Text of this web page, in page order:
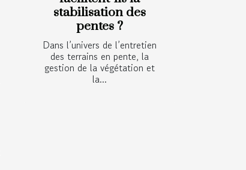
stabilisation des
pentes ?
Dans l’univers de l’entretien
des terrains en pente, la
gestion de la végétation et
la...